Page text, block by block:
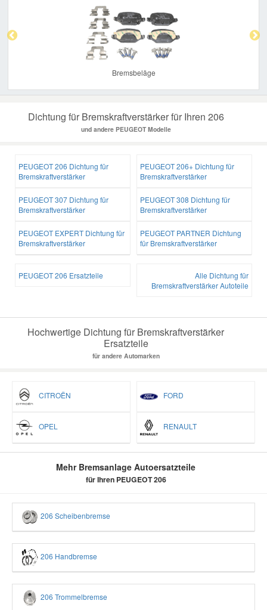
Bremsbeläge
Dichtung für Bremskraftverstärker für Ihren 206
und andere PEUGEOT Modelle
PEUGEOT 206 Dichtung für
Bremskraftverstärker
PEUGEOT 206+ Dichtung für
Bremskraftverstärker
PEUGEOT 307 Dichtung für
Bremskraftverstärker
PEUGEOT 308 Dichtung für
Bremskraftverstärker
PEUGEOT EXPERT Dichtung für
Bremskraftverstärker
PEUGEOT PARTNER Dichtung
für Bremskraftverstärker
PEUGEOT 206 Ersatzteile
Alle Dichtung für
Bremskraftverstärker Autoteile
Hochwertige Dichtung für Bremskraftverstärker
Ersatzteile
für andere Automarken
CITROËN FORD
OPEL RENAULT
Mehr Bremsanlage Autoersatzteile
für Ihren PEUGEOT 206
206 Scheibenbremse
206 Handbremse
206 Trommelbremse